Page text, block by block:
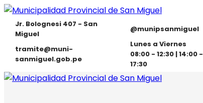
Jr. Bolognesi 407 - San
Miguel
@munipsanmiguel
tramite@muni-
sanmiguel.gob.pe
Lunes a Viernes
08:00 - 12:30 | 14:00 -
17:30